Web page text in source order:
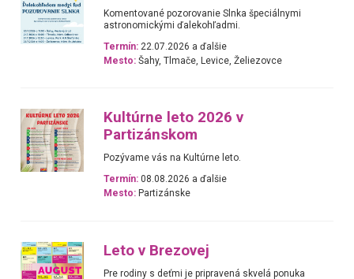
Komentované pozorovanie Slnka špeciálnymi
astronomickými ďalekohľadmi.
Termín: 22.07.2026 a ďalšie
Mesto: Šahy, Tlmače, Levice, Želiezovce
Kultúrne leto 2026 v
Partizánskom
Pozývame vás na Kultúrne leto.
Termín: 08.08.2026 a ďalšie
Mesto: Partizánske
Leto v Brezovej
Pre rodiny s deťmi je pripravená skvelá ponuka